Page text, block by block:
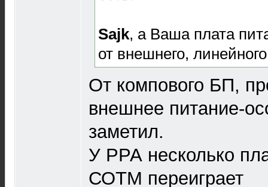
Sajk, а Ваша плата
от внешнего,
От компового БП,
внешнее питание-
заметил.
У РРА несколько
СОТМ переиграет